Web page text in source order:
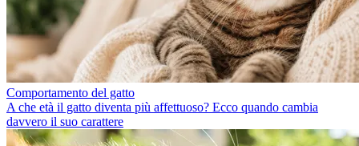
Comportamento del gatto
A che età il gatto diventa più affettuoso? Ecco quando cambia
davvero il suo carattere